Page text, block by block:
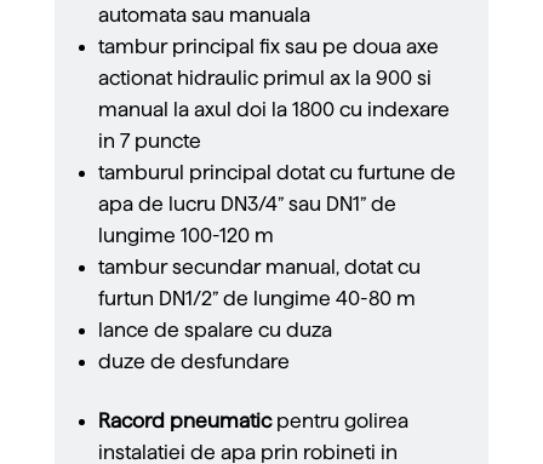
automata sau manuala
tambur principal ﬁx sau pe doua axe
actionat hidraulic primul ax la 900 si
manual la axul doi la 1800 cu indexare
in 7 puncte
tamburul principal dotat cu furtune de
apa de lucru DN3/4” sau DN1” de
lungime 100-120 m
tambur secundar manual, dotat cu
furtun DN1/2” de lungime 40-80 m
lance de spalare cu duza
duze de desfundare
Racord pneumaticpentru golirea
instalatiei de apa prin robineti in